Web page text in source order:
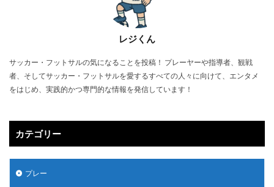
レジくん
サッカー・フットサルの気になることを投稿！ プレーヤーや指導者、観戦
者、そしてサッカー・フットサルを愛するすべての人々に向けて、エンタメ
をはじめ、実践的かつ専門的な情報を発信しています！
カテゴリー
プレー